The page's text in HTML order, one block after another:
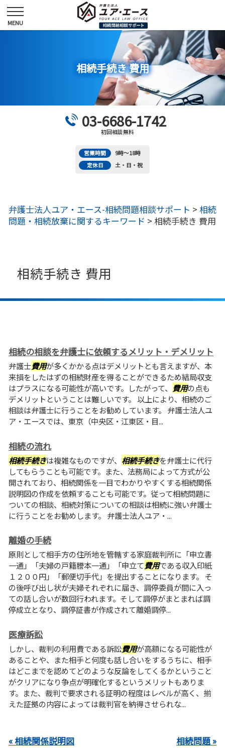
相続手続き 費用
03-6686-1742
初回相談無料
営業時間
9時～18時
定休日
土・日・祝
弁護士法人ユア・エース-相続問題相談サポート > 相続
問題・相続放棄に関するキーワード > 相続手続き 費用
相続手続き 費用
相続の相談を弁護士に依頼するメリット・デメリット
弁護士費用が多くかかる点はデメリットとも言えますが、本
来損をしたはずの相続財産を得ることができるため結局収支
はプラスになる可能性が高いです。したがって、 費用の点も
デメリットということは難しいです。 以上により、相続のご
相談は弁護士に行うことをお勧めしています。 弁護士法人ユ
ア・エースでは、東京（中央区・江東区・目...
相続の流れ
相続手続きは複雑なものですが、 相続手続きを弁護士に代行
してもらうことも可能です。また、法務局によって方式が公
開されており、相続関係を一目でわかりやすくする相続関係
説明図の作成を依頼することも可能です。従って相続問題に
ついての相談、相続対策についての相談は相続に強い弁護士
に行うことをお勧めします。 弁護士法人ユア・...
離婚の手続
原則として相手方の住所地を管轄する家庭裁判所に「申立書
一通」「夫婦の戸籍謄本一通」「申立て費用である収入印紙
１２００円」「郵便切手代」を提出することになります。 そ
の後呼び出し状が夫婦それぞれに届き、調停委員が間に入っ
ての話し合いが数回行われます。そして調停がまとまれば調
停成立となり、調停証書が作成されて離婚調停...
医療訴訟
しかし、裁判の利用費である訴訟費用が高額になる可能性が
あることや、また相手と何度も話し合いをするうちに、相手
はどこまでを認めてどのような反論をしてくるかということ
がクリアになり争点が明確化するというメリットもありま
す。また、裁判で要求される証明の程度はレベルが高く、揃
えた証拠の内容によっては裁判官を納得させられな...
« 相続関係説明図
相続問題 »